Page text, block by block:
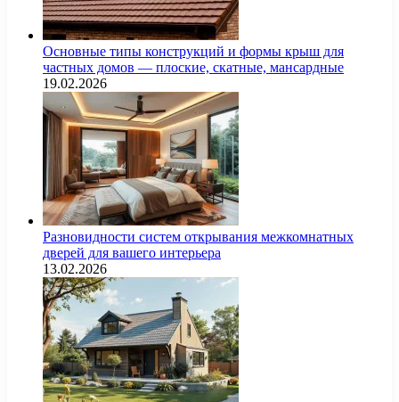
Основные типы конструкций и формы крыш для
частных домов — плоские, скатные, мансардные
19.02.2026
Разновидности систем открывания межкомнатных
дверей для вашего интерьера
13.02.2026